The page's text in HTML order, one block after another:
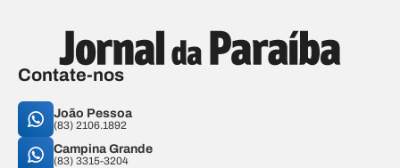
Contate-nos
João Pessoa
(83) 2106.1892
Campina Grande
(83) 3315-3204